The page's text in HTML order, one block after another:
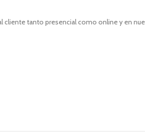
tanto presencial como online y en